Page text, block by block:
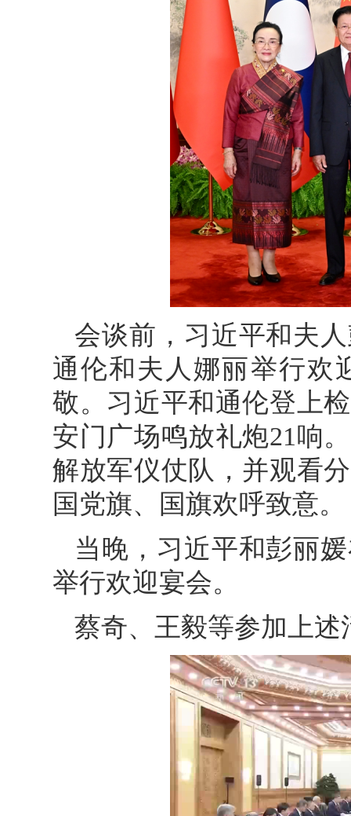
会谈前，习近平和夫
通伦和夫人娜丽举行欢
敬。习近平和通伦登上
安门广场鸣放礼炮21响
解放军仪仗队，并观看
国党旗、国旗欢呼致意。
当晚，习近平和彭丽
举行欢迎宴会。
蔡奇、王毅等参加上述